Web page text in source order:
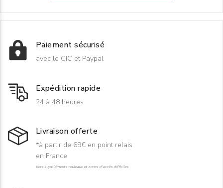
Paiement sécurisé
avec le CIC et Paypal
Expédition rapide
24 à 48 heures
Livraison offerte
*à partir de 69€ en point relais
en France
hors suppléments rouleaux et zones d'accès difficiles